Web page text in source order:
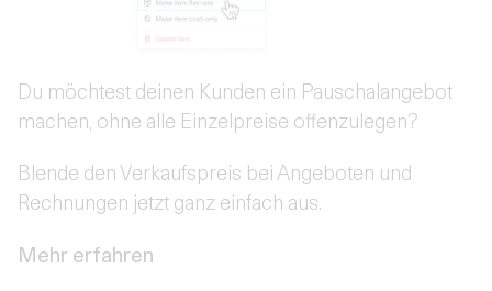
Du möchtest deinen Kunden ein Pauschalangebot
machen, ohne alle Einzelpreise offenzulegen?
Blende den Verkaufspreis bei Angeboten und
Rechnungen jetzt ganz einfach aus.
Mehr erfahren